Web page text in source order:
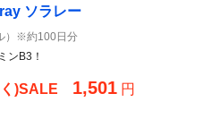
ソラレー
）※約100日分
ンB3！
)SALE 1,501 円